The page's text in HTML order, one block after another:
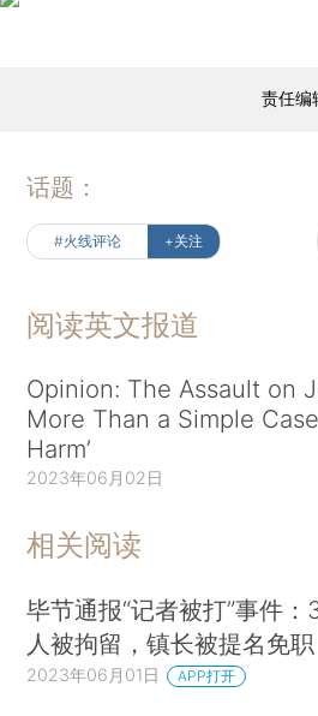
责任编
话题：
#火线评论 +关注
阅读英文报道
Opinion: The Assault on
More Than a Simple
Harm’
2023年06月02日
相关阅读
毕节通报“记者被打”事件：
人被拘留，镇长被提名免职
2023年06月01日 APP打开